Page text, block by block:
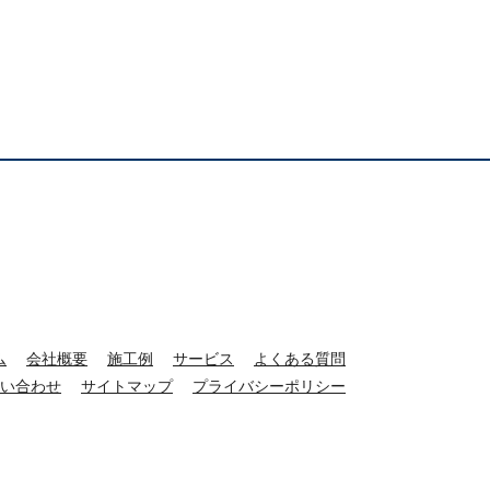
会社概要 施工例 サービス
よくある質問
合わせ サイトマップ プライバシーポリシー